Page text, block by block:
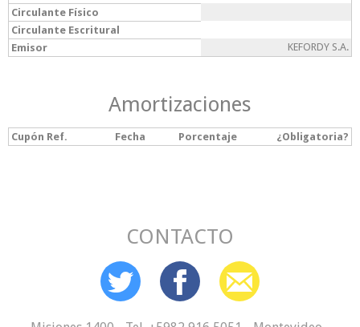
Circulante Físico
Circulante Escritural
Emisor
KEFORDY S.A.
Amortizaciones
Cupón Ref. Fecha Porcentaje ¿Obligatoria?
CONTACTO